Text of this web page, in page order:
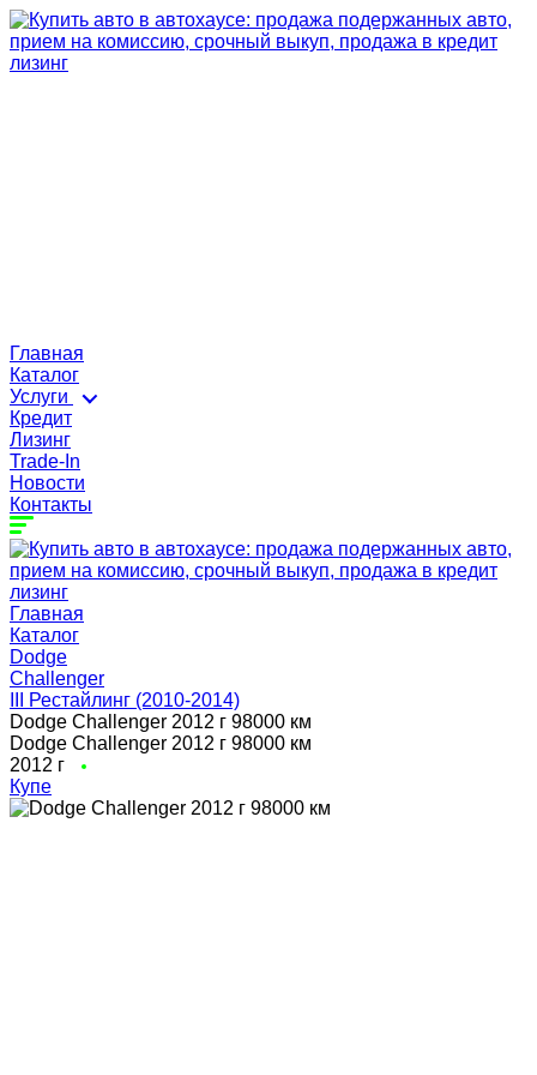
Главная
Каталог
Услуги
Кредит
Лизинг
Trade-In
Новости
Контакты
Главная
Каталог
Dodge
Challenger
III Рестайлинг (2010-2014)
Dodge Challenger 2012 г 98000 км
Dodge Challenger 2012 г 98000 км
2012 г
Купе